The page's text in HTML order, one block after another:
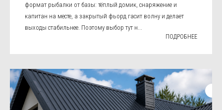
формат рыбалки от базы: тёплый домик, снаряжение и
капитан на месте, а закрытый фьорд гасит волну и делает
выходы стабильнее. Поэтому выбор тут н...
ПОДРОБНЕЕ